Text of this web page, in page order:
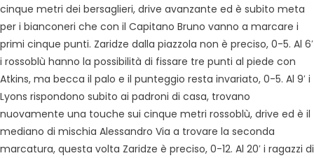
cinque metri dei bersaglieri, drive avanzante ed è subito meta
per i bianconeri che con il Capitano Bruno vanno a marcare i
primi cinque punti. Zaridze dalla piazzola non è preciso, 0-5. Al 6′
i rossoblù hanno la possibilità di fissare tre punti al piede con
Atkins, ma becca il palo e il punteggio resta invariato, 0-5. Al 9′ i
Lyons rispondono subito ai padroni di casa, trovano
nuovamente una touche sui cinque metri rossoblù, drive ed è il
mediano di mischia Alessandro Via a trovare la seconda
marcatura, questa volta Zaridze è preciso, 0-12. Al 20′ i ragazzi di